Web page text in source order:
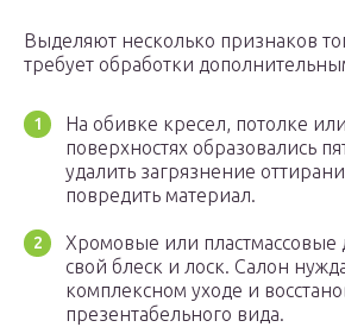
Выделяют несколько признаков
требует обработки
На обивке кресел, потолке
поверхностях образовались
удалить загрязнение
повредить материал.
Хромовые или пластмассовые
свой блеск и лоск. Салон
комплексном уходе и
презентабельного вида.